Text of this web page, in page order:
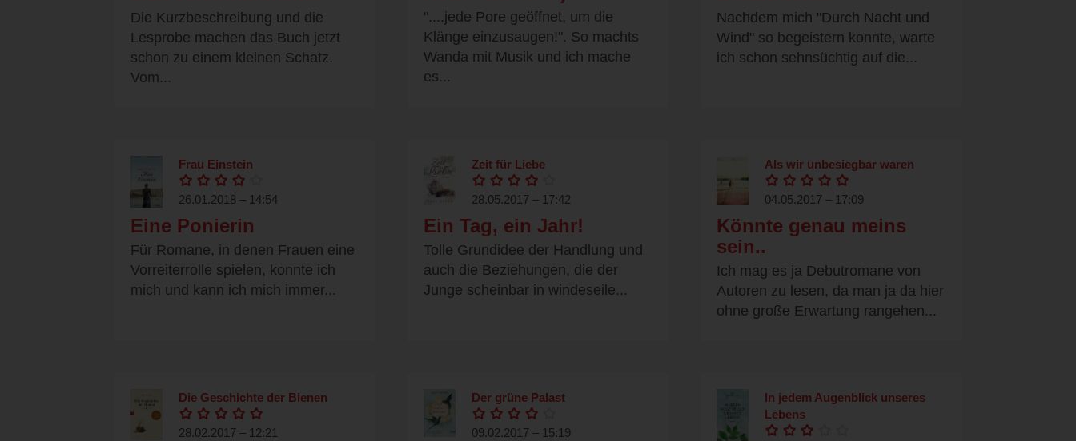
Die Kurzbeschreibung und die
Lesprobe machen das Buch jetzt
schon zu einem kleinen Schatz.
Vom...
"....jede Pore geöffnet, um die
Klänge einzusaugen!". So machts
Wanda mit Musik und ich mache
es...
Nachdem mich "Durch Nacht und
Wind" so begeistern konnte, warte
ich schon sehnsüchtig auf die...
Frau Einstein
26.01.2018 – 14:54
Eine Ponierin
Für Romane, in denen Frauen eine
Vorreiterrolle spielen, konnte ich
mich und kann ich mich immer...
Zeit für Liebe
28.05.2017 – 17:42
Ein Tag, ein Jahr!
Tolle Grundidee der Handlung und
auch die Beziehungen, die der
Junge scheinbar in windeseile...
Als wir unbesiegbar waren
04.05.2017 – 17:09
Könnte genau meins
sein..
Ich mag es ja Debutromane von
Autoren zu lesen, da man ja da hier
ohne große Erwartung rangehen...
Die Geschichte der Bienen
28.02.2017 – 12:21
Der grüne Palast
09.02.2017 – 15:19
In jedem Augenblick unseres
Lebens